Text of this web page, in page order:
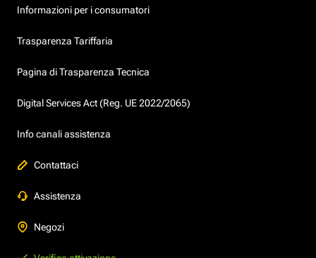
Informazioni per i consumatori
Trasparenza Tariffaria
Pagina di Trasparenza Tecnica
Digital Services Act (Reg. UE 2022/2065)
Info canali assistenza
Contattaci
Assistenza
Negozi